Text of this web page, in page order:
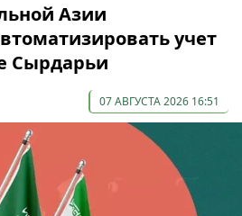
Азии
учет
Сырдарьи
07 АВГУСТА 2026 16:51